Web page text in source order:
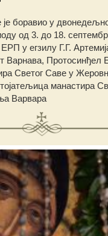
је боравио у
од 3. до 18.
у егзилу Г.Г.
Варнава, Протосинђел
Светог Саве у
манастира
Варвара